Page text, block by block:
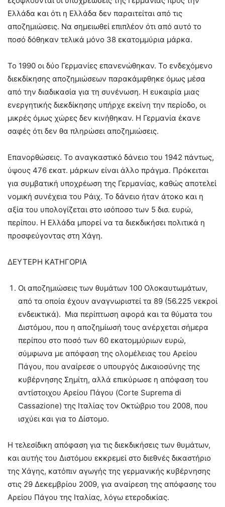
Ελλάδα και ότι η Ελλάδα δεν παραιτείται από τις
αποζημιώσεις. Να σημειωθεί επιπλέον ότι από αυτό το
ποσό δόθηκαν τελικά μόνο 38 εκατομμύρια μάρκα.
Το 1990 οι δύο Γερμανίες επανενώθηκαν. Το ενδεχόμενο
διεκδίκησης αποζημιώσεων παρακάμφθηκε όμως μέσα
από την διαδικασία για τη συνένωση. Η ευκαιρία μιας
ενεργητικής διεκδίκησης υπήρχε εκείνη την περίοδο, οι
μικρές όμως χώρες δεν κινήθηκαν. Η Γερμανία έκανε
σαφές ότι δεν θα πληρώσει αποζημιώσεις.
Επανορθώσεις. Το αναγκαστικό δάνειο του 1942 πάντως,
ύψους 476 εκατ. μάρκων είναι άλλο πράγμα. Πρόκειται
για συμβατική υποχρέωση της Γερμανίας, καθώς αποτελεί
νομική συνέχεια του Ράιχ. Το δάνειο ήταν άτοκο και η
αξία του υπολογίζεται στο ισόποσο των 5 δισ. ευρώ,
περίπου. Η Ελλάδα μπορεί να τα διεκδικήσει πολιτικά η
προσφεύγοντας στη Χάγη.
ΔΕΥΤΕΡΗ ΚΑΤΗΓΟΡΙΑ
Οι αποζημιώσεις των θυμάτων 100 Ολοκαυτωμάτων,
από τα οποία έχουν αναγνωριστεί τα 89 (56.225 νεκροί
ενδεικτικά). Μια περίπτωση αφορά και τα θύματα του
Διστόμου, που η αποζημίωσή τους ανέρχεται σήμερα
περίπου στο ποσό των 60 εκατομμύριων ευρώ,
σύμφωνα με απόφαση της ολομέλειας του Αρείου
Πάγου, που αναίρεσε ο υπουργός Δικαιοσύνης της
κυβέρνησης Σημίτη, αλλά επικύρωσε η απόφαση του
αντίστοιχου Αρείου Πάγου (Corte Suprema di
Cassazione) της Ιταλίας τον Οκτώβριο του 2008, που
ισχύει και για το Δίστομο.
Η τελεσίδικη απόφαση για τις διεκδικήσεις των θυμάτων,
και αυτής του Διστόμου εκκρεμεί στο διεθνές δικαστήριο
της Χάγης, κατόπιν αγωγής της γερμανικής κυβέρνησης
στις 29 Δεκεμβρίου 2009, για αναίρεση της απόφασης του
Αρείου Πάγου της Ιταλίας, λόγω ετεροδικίας.